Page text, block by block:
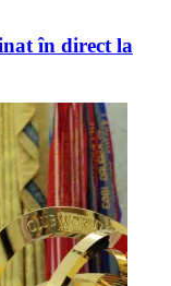
în direct la